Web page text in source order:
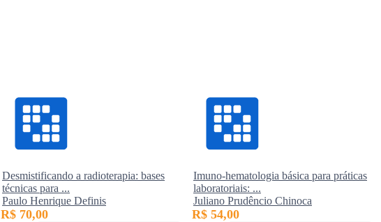
Desmistificando a radioterapia: bases
técnicas para ...
Paulo Henrique Definis
R$ 70,00
Imuno-hematologia básica para práticas
laboratoriais: ...
Juliano Prudêncio Chinoca
R$ 54,00